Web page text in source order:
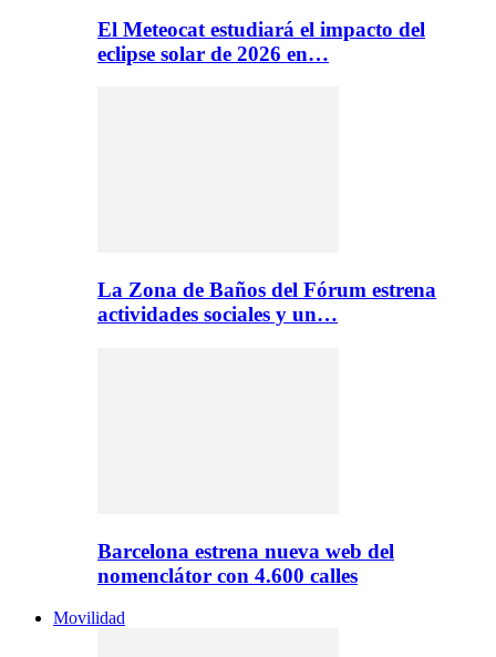
El Meteocat estudiará el impacto del
eclipse solar de 2026 en…
La Zona de Baños del Fórum estrena
actividades sociales y un…
Barcelona estrena nueva web del
nomenclátor con 4.600 calles
Movilidad